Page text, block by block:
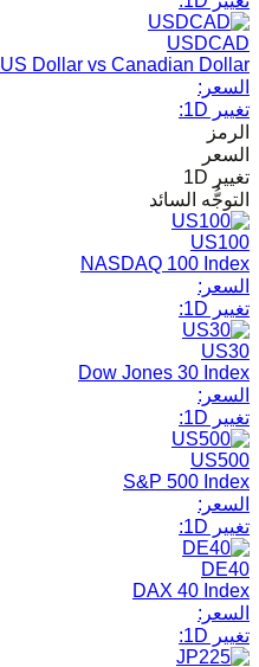
USDCAD
US Dollar vs Canadian Dollar
السعر:
تغيير 1D:
الرمز
السعر
تغيير 1D
التوجُّه السائد
US100
NASDAQ 100 Index
السعر:
تغيير 1D:
US30
Dow Jones 30 Index
السعر:
تغيير 1D:
US500
S&P 500 Index
السعر:
تغيير 1D:
DE40
DAX 40 Index
السعر:
تغيير 1D: